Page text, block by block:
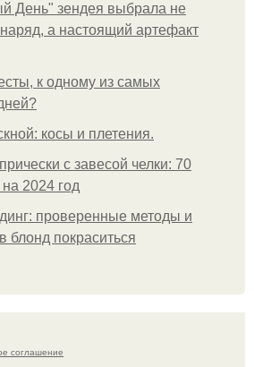
День" зендея выбрала не
а настоящий артефакт
к одному из самых
косы и плетения.
с завесой челки: 70
2024 год
проверенные методы и
блонд покраситься
соглашение